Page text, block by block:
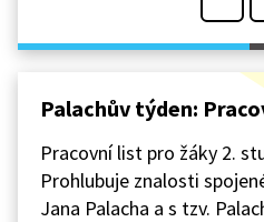
Palachův týden:
Pracovní list pro žáky 2.
Prohlubuje znalosti
Jana Palacha a s tzv.